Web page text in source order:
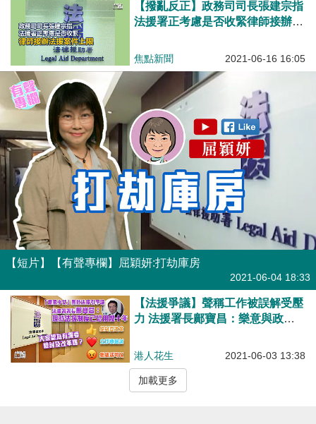
【撥亂反正】政務司司長張建宗指
法援署正考慮是否收緊律師接辦法
焦點新聞 2021-06-16 16:05
【短片】【有聲專欄】屈穎妍:打劫庫房
2021-06-04 18:33
【法援爭議】聲稱工作被誤解受壓
力 法援署長鄺寶昌：樂意與政務
港人花生 2021-06-03 13:38
加載更多